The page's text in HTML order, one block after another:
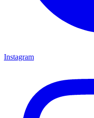
Instagram